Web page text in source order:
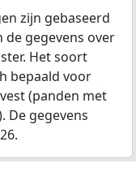
zijn gebaseerd
gegevens over
Het soort
bepaald voor
(panden met
De gegevens